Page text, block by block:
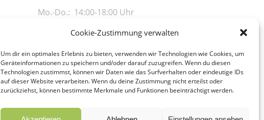
Cookie-Zustimmung verwalten
Um dir ein optimales Erlebnis zu bieten, verwenden wir Technologien wie Cookies, um
Geräteinformationen zu speichern und/oder darauf zuzugreifen. Wenn du diesen
Technologien zustimmst, können wir Daten wie das Surfverhalten oder eindeutige IDs
auf dieser Website verarbeiten. Wenn du deine Zustimmung nicht erteilst oder
zurückziehst, können bestimmte Merkmale und Funktionen beeinträchtigt werden.
Mo.-Do.: 14:00-18:00 Uhr
Samstag: 09:00-14:00 Uhr
Termine nach Vereinbarung